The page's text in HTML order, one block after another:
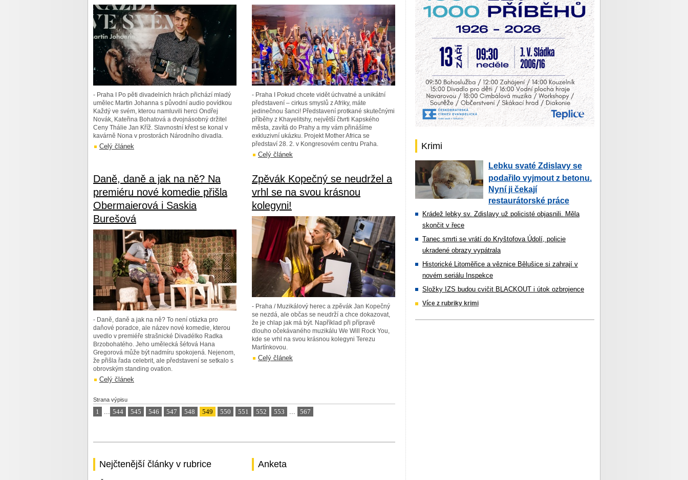
- Praha I Po pěti divadelních hrách přichází mladý
umělec Martin Johanna s původní audio povídkou
Každý ve svém, kterou namluvili herci Ondřej
Novák, Kateřina Bohatová a dvojnásobný držitel
Ceny Thálie Jan Kříž. Slavnostní křest se konal v
kavárně Nona v prostorách Národního divadla.
Celý článek
- Praha I Pokud chcete vidět úchvatné a unikátní
představení – cirkus smyslů z Afriky, máte
jedinečnou šanci! Představení protkané skutečnými
příběhy z Khayelitshy, největší čtvrti Kapského
města, zavítá do Prahy a my vám přinášíme
exkluzivní ukázku. Projekt Mother Africa se
představí 28. 2. v Kongresovém centru Praha.
Celý článek
Daně, daně a jak na ně? Na
premiéru nové komedie přišla
Obermaierová i Saskia
Burešová
- Daně, daně a jak na ně? To není otázka pro
daňové poradce, ale název nové komedie, kterou
uvedlo v premiéře strašnické Divadélko Radka
Brzobohatého. Jeho umělecká šéfová Hana
Gregorová může být nadmíru spokojená. Nejenom,
že přišla řada celebrit, ale představení se setkalo s
obrovským standing ovation.
Celý článek
Zpěvák Kopečný se neudržel a
vrhl se na svou krásnou
kolegyni!
- Praha / Muzikálový herec a zpěvák Jan Kopečný
se nezdá, ale občas se neudrží a chce dokazovat,
že je chlap jak má být. Například při přípravě
dlouho očekávaného muzikálu We Will Rock You,
kde se vrhl na svou krásnou kolegyni Terezu
Martínkovou.
Celý článek
Strana výpisu
1 ... 544 545 546 547 548 549 550 551 552 553 ... 567
Nejčtenější články v rubrice Anketa
Krimi
Lebku svaté Zdislavy se
podařilo vyjmout z betonu.
Nyní ji čekají
restaurátorské práce
Krádež lebky sv. Zdislavy už policisté objasnili. Měla
skončit v řece
Tanec smrti se vrátí do Kryštofova Údolí, policie
ukradené obrazy vypátrala
Historické Litoměřice a věznice Bělušice si zahrají v
novém seriálu Inspekce
Složky IZS budou cvičit BLACKOUT i útok ozbrojence
Více z rubriky krimi